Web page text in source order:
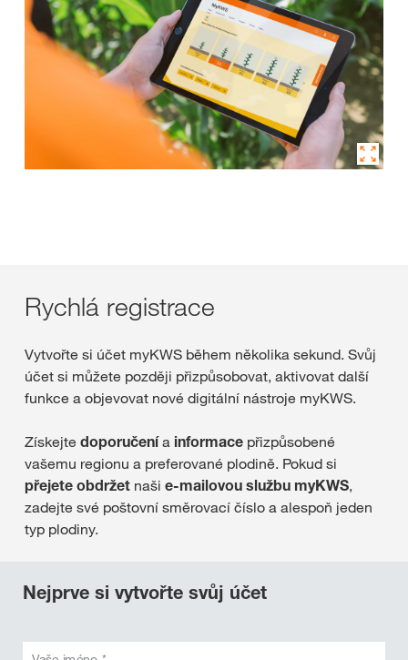
Rychlá registrace
Vytvořte si účet myKWS během několika sekund. Svůj
účet si můžete později přizpůsobovat, aktivovat další
funkce a objevovat nové digitální nástroje myKWS.
Získejte doporučenía informace přizpůsobené
vašemu regionu a preferované plodině. Pokud si
přejete obdržet naši e-mailovou službu myKWS,
zadejte své poštovní směrovací číslo a alespoň jeden
typ plodiny.
Nejprve si vytvořte svůj účet